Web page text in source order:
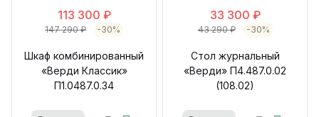
113 300 ₽
147 290 ₽ -30%
Шкаф комбинированный
«Верди Классик»
П1.0487.0.34
33 300 ₽
43 290 ₽ -30%
Стол журнальный
«Верди» П4.487.0.02
(108.02)